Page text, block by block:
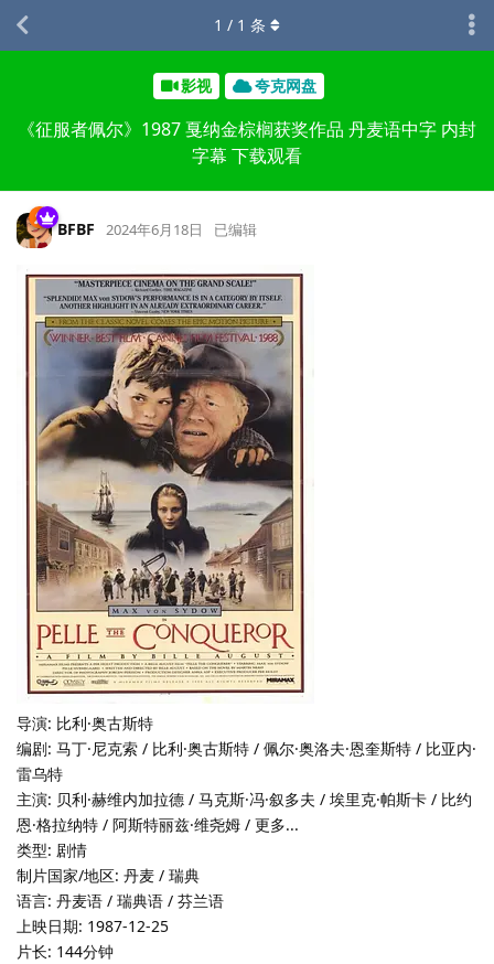
影视 夸克网盘
《征服者佩尔》1987 戛纳金棕榈获奖作品 丹麦语中字 内封
字幕 下载观看
1 / 1 条
BFBF 2024年6月18日 已编辑
导演: 比利·奥古斯特
编剧: 马丁·尼克索 / 比利·奥古斯特 / 佩尔·奥洛夫·恩奎斯特 / 比亚内·
雷乌特
主演: 贝利·赫维内加拉德 / 马克斯·冯·叙多夫 / 埃里克·帕斯卡 / 比约
恩·格拉纳特 / 阿斯特丽兹·维尧姆 / 更多...
类型: 剧情
制片国家/地区: 丹麦 / 瑞典
语言: 丹麦语 / 瑞典语 / 芬兰语
上映日期: 1987-12-25
片长: 144分钟